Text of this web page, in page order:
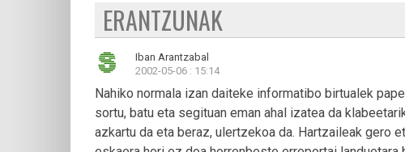
ERANTZUNAK
Iban Arantzabal
2002-05-06 : 15:14
Nahiko normala izan daiteke informatibo birtualek
sortu, batu eta segituan eman ahal izatea da
azkartu da eta beraz, ulertzekoa da. Hartzaileak gero